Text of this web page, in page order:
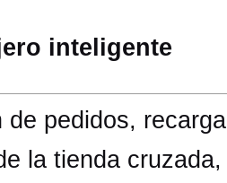
inteligente
de pedidos,
la tienda cruzada,